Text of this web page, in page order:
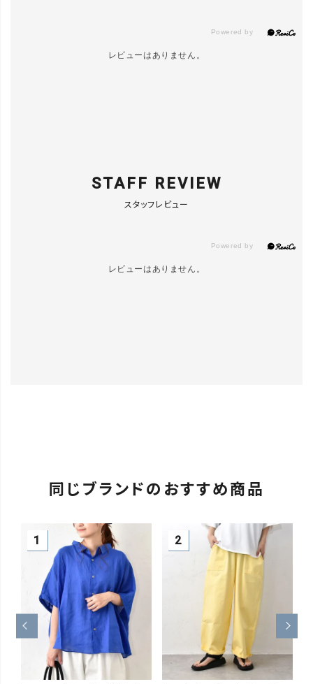
レビューはありません。
STAFF REVIEW
スタッフレビュー
レビューはありません。
同じブランドのおすすめ商品